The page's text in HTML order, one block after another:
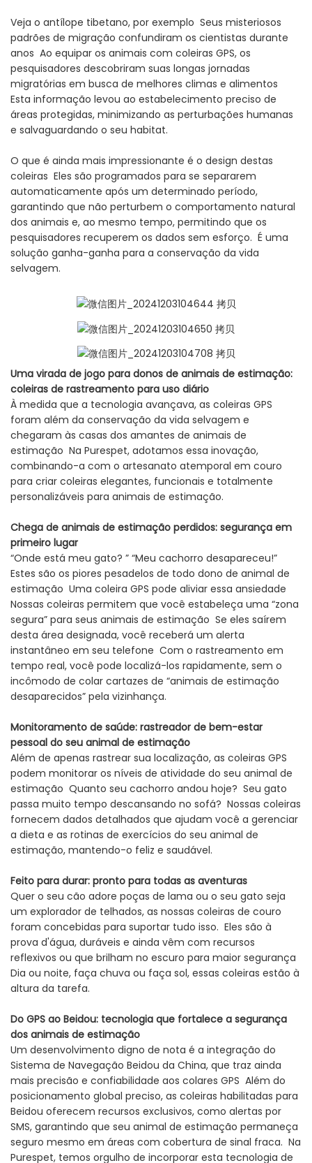
Veja o antílope tibetano, por exemplo Seus misteriosos
padrões de migração confundiram os cientistas durante
anos Ao equipar os animais com coleiras GPS, os
pesquisadores descobriram suas longas jornadas
migratórias em busca de melhores climas e alimentos
Esta informação levou ao estabelecimento preciso de
áreas protegidas, minimizando as perturbações humanas
e salvaguardando o seu habitat.
O que é ainda mais impressionante é o design destas
coleiras Eles são programados para se separarem
automaticamente após um determinado período,
garantindo que não perturbem o comportamento natural
dos animais e, ao mesmo tempo, permitindo que os
pesquisadores recuperem os dados sem esforço. É uma
solução ganha-ganha para a conservação da vida
selvagem.
Uma virada de jogo para donos de animais de estimação:
coleiras de rastreamento para uso diário
À medida que a tecnologia avançava, as coleiras GPS
foram além da conservação da vida selvagem e
chegaram às casas dos amantes de animais de
estimação Na Purespet, adotamos essa inovação,
combinando-a com o artesanato atemporal em couro
para criar coleiras elegantes, funcionais e totalmente
personalizáveis ​​para animais de estimação.
Chega de animais de estimação perdidos: segurança em
primeiro lugar
“Onde está meu gato? ” “Meu cachorro desapareceu!”
Estes são os piores pesadelos de todo dono de animal de
estimação Uma coleira GPS pode aliviar essa ansiedade
Nossas coleiras permitem que você estabeleça uma “zona
segura” para seus animais de estimação Se eles saírem
desta área designada, você receberá um alerta
instantâneo em seu telefone Com o rastreamento em
tempo real, você pode localizá-los rapidamente, sem o
incômodo de colar cartazes de “animais de estimação
desaparecidos” pela vizinhança.
Monitoramento de saúde: rastreador de bem-estar
pessoal do seu animal de estimação
Além de apenas rastrear sua localização, as coleiras GPS
podem monitorar os níveis de atividade do seu animal de
estimação Quanto seu cachorro andou hoje? Seu gato
passa muito tempo descansando no sofá? Nossas coleiras
fornecem dados detalhados que ajudam você a gerenciar
a dieta e as rotinas de exercícios do seu animal de
estimação, mantendo-o feliz e saudável.
Feito para durar: pronto para todas as aventuras
Quer o seu cão adore poças de lama ou o seu gato seja
um explorador de telhados, as nossas coleiras de couro
foram concebidas para suportar tudo isso. Eles são à
prova d'água, duráveis ​​e ainda vêm com recursos
reflexivos ou que brilham no escuro para maior segurança
Dia ou noite, faça chuva ou faça sol, essas coleiras estão à
altura da tarefa.
Do GPS ao Beidou: tecnologia que fortalece a segurança
dos animais de estimação
Um desenvolvimento digno de nota é a integração do
Sistema de Navegação Beidou da China, que traz ainda
mais precisão e confiabilidade aos colares GPS Além do
posicionamento global preciso, as coleiras habilitadas para
Beidou oferecem recursos exclusivos, como alertas por
SMS, garantindo que seu animal de estimação permaneça
seguro mesmo em áreas com cobertura de sinal fraca. Na
Purespet, temos orgulho de incorporar esta tecnologia de